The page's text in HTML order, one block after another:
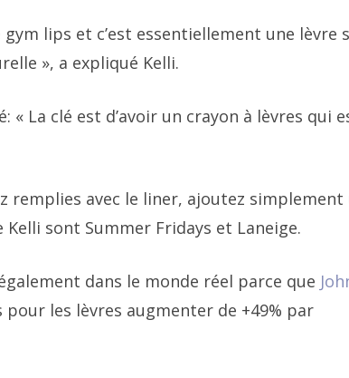
lips et c’est essentiellement une lèvre
», a expliqué Kelli.
La clé est d’avoir un crayon à lèvres qui
remplies avec le liner, ajoutez simplement
sont Summer Fridays et Laneige.
dans le monde réel parce que
les lèvres augmenter de +49% par